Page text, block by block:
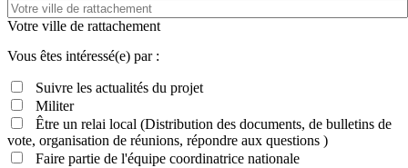
Votre ville de rattachement
Vous êtes intéressé(e) par :
Suivre les actualités du projet
Militer
Être un relai local (Distribution des documents, de bulletins de
vote, organisation de réunions, répondre aux questions )
Faire partie de l'équipe coordinatrice nationale